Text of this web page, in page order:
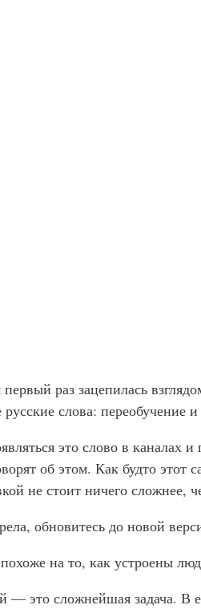
первый раз зацепилась
слова: переобучение
это слово в каналах
об этом. Как будто
не стоит ничего
обновитесь до новой
на то, как устроены
— это сложнейшая задача. В